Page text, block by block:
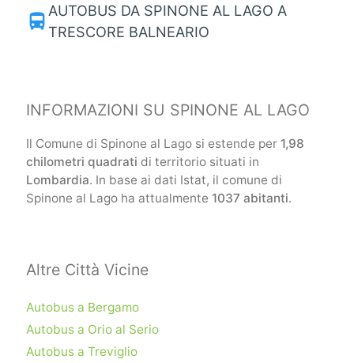
directions_bus AUTOBUS DA SPINONE AL LAGO A
TRESCORE BALNEARIO
INFORMAZIONI SU SPINONE AL LAGO
Il Comune di Spinone al Lago si estende per 1,98
chilometri quadrati di territorio situati in
Lombardia. In base ai dati Istat, il comune di
Spinone al Lago ha attualmente 1037 abitanti.
Altre Città Vicine
Autobus a Bergamo
Autobus a Orio al Serio
Autobus a Treviglio